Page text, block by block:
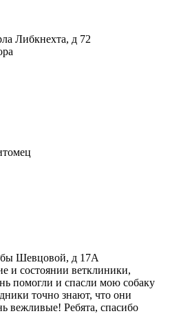
Либкнехта, д 72
Шевцовой, д 17А
и состоянии ветклиники,
помогли и спасли мою собаку
точно знают, что они
вежливые! Ребята, спасибо